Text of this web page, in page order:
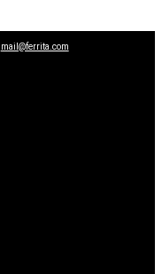
mail@ferrita.com